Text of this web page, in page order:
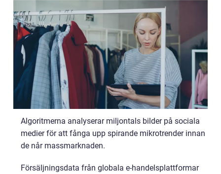
Algoritmerna analyserar miljontals bilder på sociala
medier för att fånga upp spirande mikrotrender innan
de når massmarknaden.
Försäljningsdata från globala e-handelsplattformar